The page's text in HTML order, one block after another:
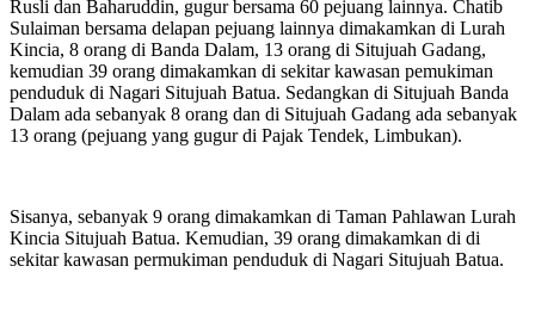
Rusli dan Baharuddin, gugur bersama 60 pejuang lainnya. Chatib
Sulaiman bersama delapan pejuang lainnya dimakamkan di Lurah
Kincia, 8 orang di Banda Dalam, 13 orang di Situjuah Gadang,
kemudian 39 orang dimakamkan di sekitar kawasan pemukiman
penduduk di Nagari Situjuah Batua. Sedangkan di Situjuah Banda
Dalam ada sebanyak 8 orang dan di Situjuah Gadang ada sebanyak
13 orang (pejuang yang gugur di Pajak Tendek, Limbukan).
Sisanya, sebanyak 9 orang dimakamkan di Taman Pahlawan Lurah
Kincia Situjuah Batua. Kemudian, 39 orang dimakamkan di di
sekitar kawasan permukiman penduduk di Nagari Situjuah Batua.